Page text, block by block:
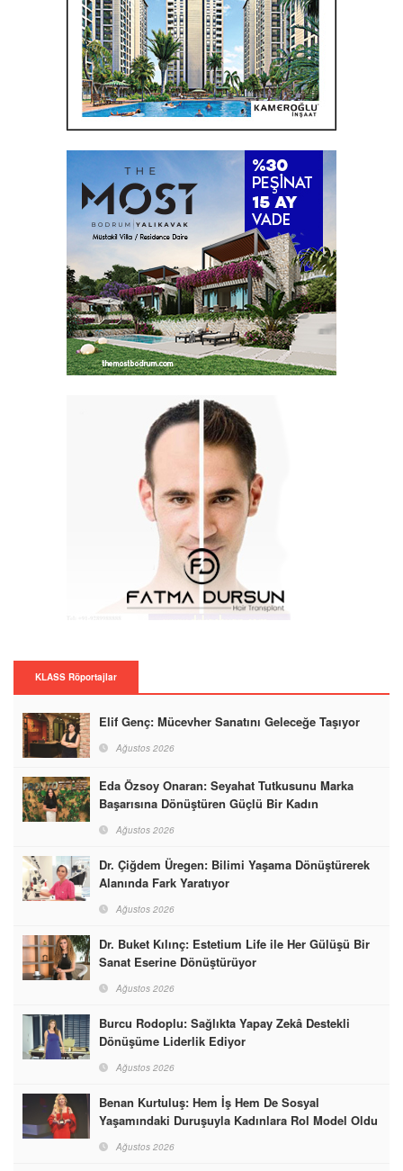
KLASS Röportajlar
Elif Genç: Mücevher Sanatını Geleceğe Taşıyor
Ağustos 2026
Eda Özsoy Onaran: Seyahat Tutkusunu Marka
Başarısına Dönüştüren Güçlü Bir Kadın
Ağustos 2026
Dr. Çiğdem Üregen: Bilimi Yaşama Dönüştürerek
Alanında Fark Yaratıyor
Ağustos 2026
Dr. Buket Kılınç: Estetium Life ile Her Gülüşü Bir
Sanat Eserine Dönüştürüyor
Ağustos 2026
Burcu Rodoplu: Sağlıkta Yapay Zekâ Destekli
Dönüşüme Liderlik Ediyor
Ağustos 2026
Benan Kurtuluş: Hem İş Hem De Sosyal
Yaşamındaki Duruşuyla Kadınlara Rol Model Oldu
Ağustos 2026